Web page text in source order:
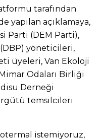
tarafından
yapılan açıklamaya,
Parti (DEM Parti),
yöneticileri,
üyeleri, Van Ekoloji
Odaları Birliği
Derneği
temsilcileri
istemiyoruz,